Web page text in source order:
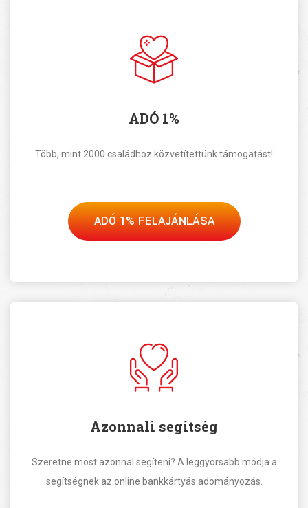
ADÓ 1%
Több, mint 2000 családhoz közvetítettünk támogatást!
ADÓ 1% FELAJÁNLÁSA
Azonnali segítség
Szeretne most azonnal segíteni? A leggyorsabb módja a
segítségnek az online bankkártyás adományozás.